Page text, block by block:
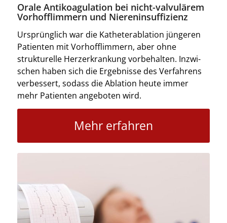
Orale Antikoagulation bei nicht-valvulärem
Vorhofflimmern und Niereninsuffizienz
Ursprünglich war die Katheterablation jüngeren
Patienten mit Vorhofflimmern, aber ohne
strukturelle Herzerkrankung vorbehalten. Inzwi­
schen haben sich die Ergebnisse des Verfahrens
verbessert, sodass die Ablation heute immer
mehr Patienten angeboten wird.
Mehr erfahren